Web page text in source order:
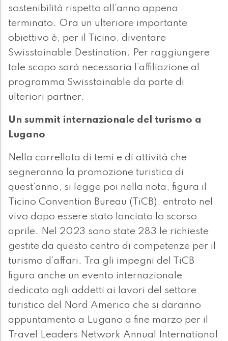
sostenibilità rispetto all’anno appena
terminato. Ora un ulteriore importante
obiettivo è, per il Ticino, diventare
Swisstainable Destination. Per raggiungere
tale scopo sarà necessaria l’affiliazione al
programma Swisstainable da parte di
ulteriori partner.
Un summit internazionale del turismo a
Lugano
Nella carrellata di temi e di attività che
segneranno la promozione turistica di
quest’anno, si legge poi nella nota, figura il
Ticino Convention Bureau (TiCB), entrato nel
vivo dopo essere stato lanciato lo scorso
aprile. Nel 2023 sono state 283 le richieste
gestite da questo centro di competenze per il
turismo d’affari. Tra gli impegni del TiCB
figura anche un evento internazionale
dedicato agli addetti ai lavori del settore
turistico del Nord America che si daranno
appuntamento a Lugano a fine marzo per il
Travel Leaders Network Annual International